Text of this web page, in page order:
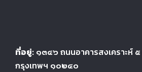
ที่อยู่: ๑๓๔๖ ถนนอาคารสงเคราะห์ ๕
กรุงเทพฯ ๑๐๒๔๐